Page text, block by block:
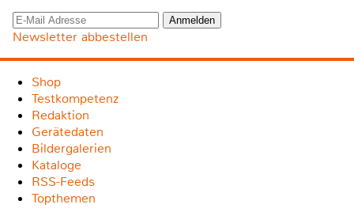
Newsletter abbestellen
Shop
Testkompetenz
Redaktion
Gerätedaten
Bildergalerien
Kataloge
RSS-Feeds
Topthemen